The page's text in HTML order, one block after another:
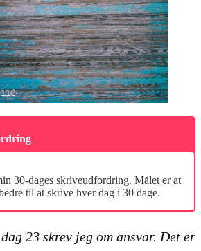
30-dages skriveudfordring. Målet er at
til at skrive hver dag i 30 dage.
23 skrev jeg om ansvar. Det er